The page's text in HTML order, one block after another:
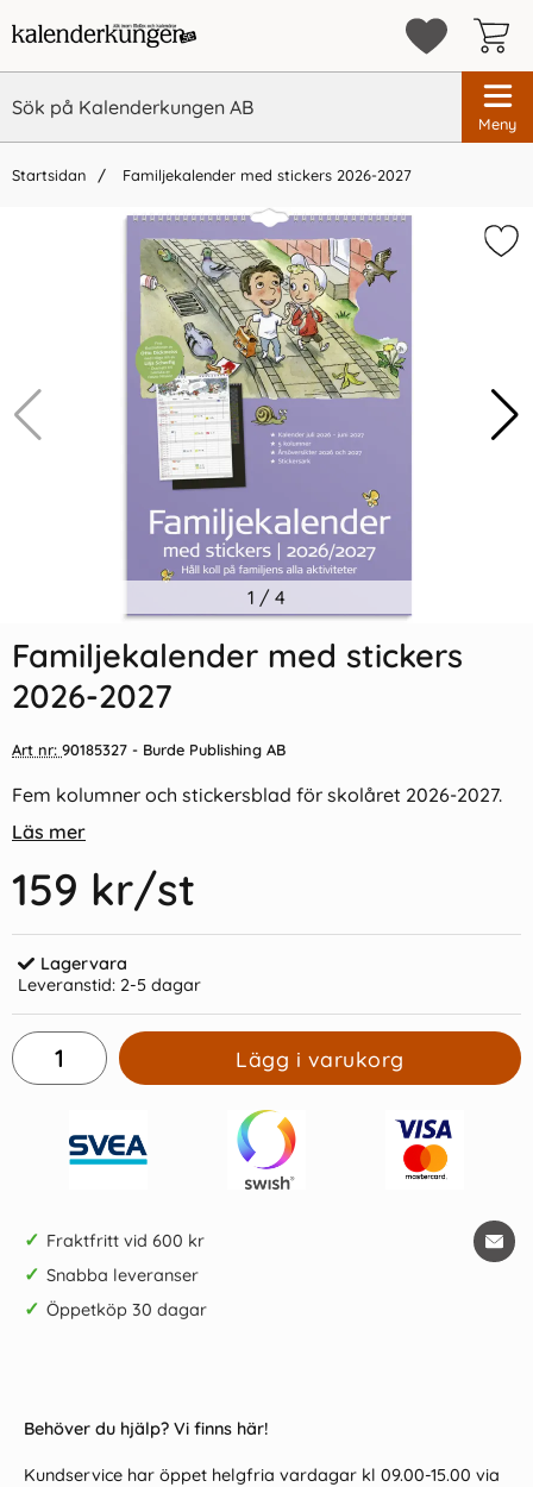
Meny
Startsidan Familjekalender med stickers 2026-2027
Vi rekommenderar
svart
55 kr/st 39 kr/st
1 / 4
Familjekalender med stickers
2026-2027
Art nr: 90185327 - Burde Publishing AB
Fem kolumner och stickersblad för skolåret 2026-2027.
Läs mer
159 kr/st
Lagervara
Leveranstid: 2-5 dagar
Lägg i varukorg
✓ Fraktfritt vid 600 kr
✓ Snabba leveranser
✓ Öppetköp 30 dagar
Behöver du hjälp? Vi finns här!
Kundservice har öppet helgfria vardagar kl 09.00-15.00 via